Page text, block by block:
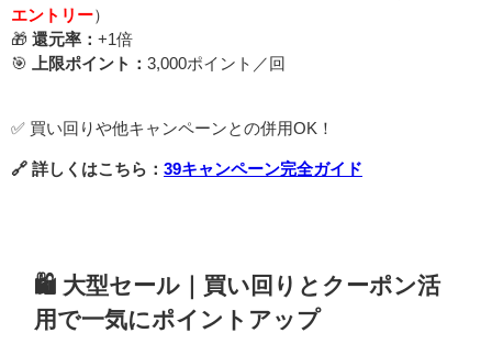
エントリー）
🎁 還元率： +1倍
🎯
上限ポイント： 3,000ポイント／回
✅ 買い回りや他キャンペーンとの併用OK！
🔗 詳しくはこちら： 39キャンペーン完全ガイド
🛍 大型セール｜買い回りとクーポン活
用で一気にポイントアップ